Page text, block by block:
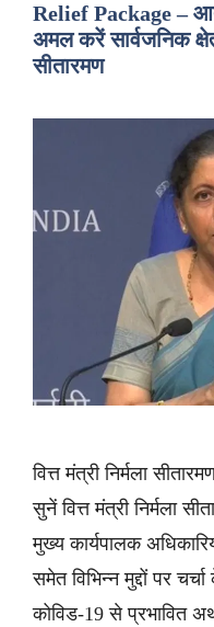
Relief Package –
अमल करें सार्वजनिक
सीतारमण
वित्त मंत्री निर्मला
सुनें वित्त मंत्री निर्मला
मुख्य कार्यपालक
समेत विभिन्न मुद्दों पर
कोविड-19 से प्रभावित